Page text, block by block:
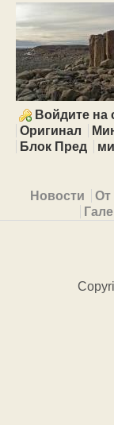
Войдите на
Оригинал
Блок Пред
Primary menu
Новости От